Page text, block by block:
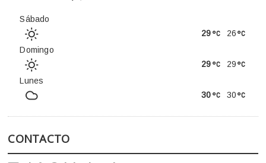
Sábado
26
29
Domingo
29
29
Lunes
30
30
CONTACTO